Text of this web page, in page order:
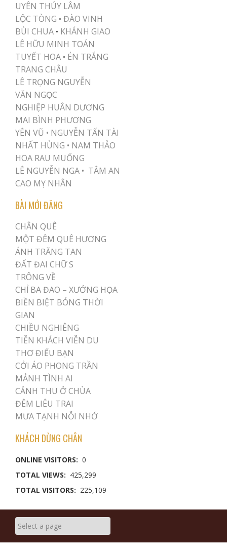
UYÊN THÚY LÂM
LỘC TÒNG • ĐÀO VINH
BÙI CHUA • KHÁNH GIAO
LÊ HỮU MINH TOÁN
TUYẾT HOA • ÉN TRẮNG
TRANG CHÂU
LÊ TRỌNG NGUYỄN
VĂN NGỌC
NGHIỆP HUÂN DƯƠNG
MAI BÌNH PHƯƠNG
YÊN VŨ • NGUYỄN TẤN TÀI
NHẤT HÙNG • NAM THẢO
HOA RAU MUỐNG
LÊ NGUYỄN NGA • TÂM AN
CAO MỴ NHÂN
BÀI MỚI ĐĂNG
CHÂN QUÊ
MỘT ĐÊM QUÊ HƯƠNG
ÁNH TRĂNG TAN
ĐẤT ĐAI CHỮ S
TRÔNG VỀ
CHỈ BA ĐAO – XƯỚNG HỌA
BIỀN BIỆT BÓNG THỜI
GIAN
CHIỀU NGHIÊNG
TIỄN KHÁCH VIỄN DU
THƠ ĐIẾU BẠN
CỞI ÁO PHONG TRẦN
MẢNH TÌNH AI
CẢNH THU Ở CHÙA
ĐÊM LIÊU TRAI
MƯA TẠNH NỖI NHỚ
KHÁCH DỪNG CHÂN
ONLINE VISITORS: 0
TOTAL VIEWS: 425,299
TOTAL VISITORS: 225,109